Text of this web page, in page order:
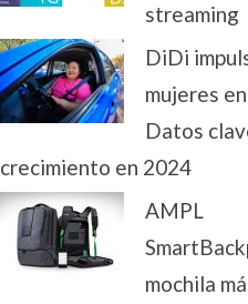
streaming
DiDi
mujeres
Datos
crecimiento en 2024
AMPL
mochila